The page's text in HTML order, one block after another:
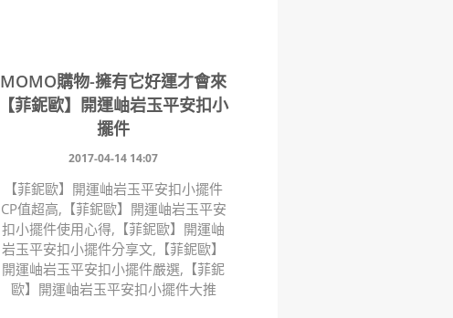
MOMO購物-擁有它好運才會來
【菲鈮歐】開運岫岩玉平安扣小
擺件
2017-04-14 14:07
【菲鈮歐】開運岫岩玉平安扣小擺件
CP值超高,【菲鈮歐】開運岫岩玉平安
扣小擺件使用心得,【菲鈮歐】開運岫
岩玉平安扣小擺件分享文,【菲鈮歐】
開運岫岩玉平安扣小擺件嚴選,【菲鈮
歐】開運岫岩玉平安扣小擺件大推